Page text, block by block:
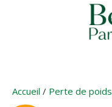
Accueil / Perte de poids